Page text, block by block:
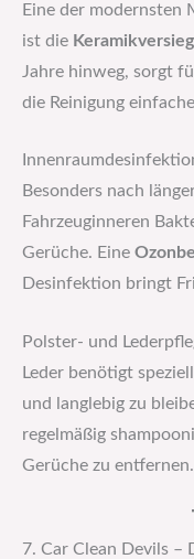
Eine der modernsten
ist die
Jahre hinweg, sorgt
die Reinigung
Besonders nach
Fahrzeuginneren
Gerüche. Eine
Desinfektion bringt
Polster- und
Leder benötigt
und langlebig zu
regelmäßig
Gerüche zu entfernen.
7. Car Clean Devils –